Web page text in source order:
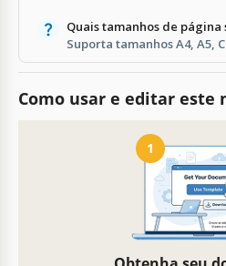
Quais tamanhos de página
Suporta tamanhos A4, A5,
Como usar e editar este
1